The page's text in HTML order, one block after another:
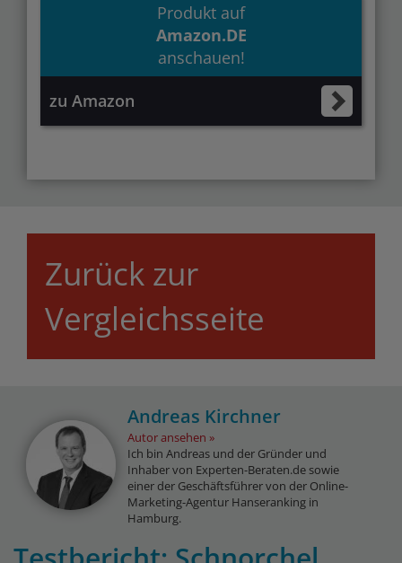
Produkt auf
Amazon.DE
anschauen!
zu Amazon
Zurück zur
Vergleichsseite
Andreas Kirchner
Autor ansehen
Ich bin Andreas und der Gründer und
Inhaber von Experten-Beraten.de sowie
einer der Geschäftsführer von der Online-
Marketing-Agentur Hanseranking in
Hamburg.